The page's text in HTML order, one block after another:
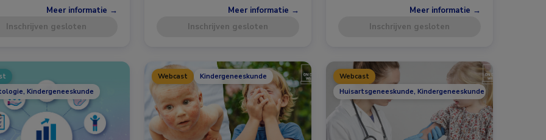
Meer informatie →
Inschrijven gesloten
Meer informatie →
Inschrijven gesloten
Meer informatie →
Inschrijven gesloten
Kindergeneeskunde
Webcast Kindergeneeskunde
Webcast
Huisartsgeneeskunde, Kindergeneeskunde